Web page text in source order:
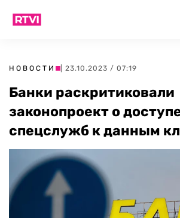
НОВОСТИ | 23.10.2023 / 07:19
Банки раскритиковали
законопроект о
спецслужб к данным